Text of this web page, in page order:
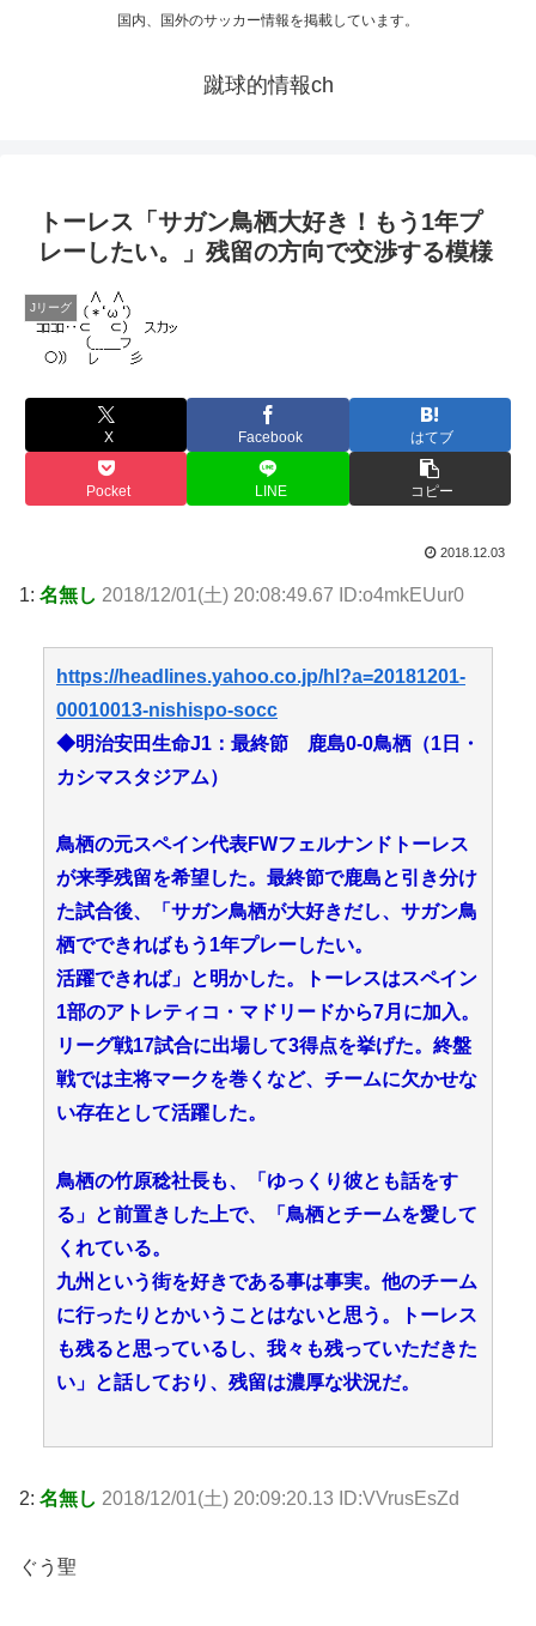
国内、国外のサッカー情報を掲載しています。
蹴球的情報ch
トーレス「サガン鳥栖大好き！もう1年プ
レーしたい。」残留の方向で交渉する模様
Jリーグ
X Facebook はてブ
Pocket LINE コピー
2018.12.03
1: 名無し 2018/12/01(土) 20:08:49.67 ID:o4mkEUur0
https://headlines.yahoo.co.jp/hl?a=20181201-
00010013-nishispo-socc
◆明治安田生命J1：最終節 鹿島0‐0鳥栖（1日・
カシマスタジアム）
鳥栖の元スペイン代表FWフェルナンドトーレス
が来季残留を希望した。最終節で鹿島と引き分け
た試合後、「サガン鳥栖が大好きだし、サガン鳥
栖でできればもう1年プレーしたい。
活躍できれば」と明かした。トーレスはスペイン
1部のアトレティコ・マドリードから7月に加入。
リーグ戦17試合に出場して3得点を挙げた。終盤
戦では主将マークを巻くなど、チームに欠かせな
い存在として活躍した。
鳥栖の竹原稔社長も、「ゆっくり彼とも話をす
る」と前置きした上で、「鳥栖とチームを愛して
くれている。
九州という街を好きである事は事実。他のチーム
に行ったりとかいうことはないと思う。トーレス
も残ると思っているし、我々も残っていただきた
い」と話しており、残留は濃厚な状況だ。
2: 名無し 2018/12/01(土) 20:09:20.13 ID:VVrusEsZd
ぐう聖